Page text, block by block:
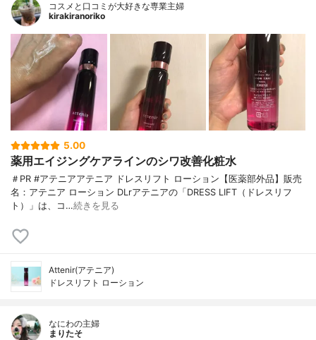
コスメと口コミが大好きな専業主婦
kirakiranoriko
5.00
薬用エイジングケアラインのシワ改善化粧水
＃PR #アテニアアテニア ドレスリフト ローション【医薬部外品】販売
名：アテニア ローション DLrアテニアの「DRESS LIFT（ドレスリフ
ト）」は、コ…続きを見る
Attenir(アテニア)
ドレスリフト ローション
なにわの主婦
まりたそ